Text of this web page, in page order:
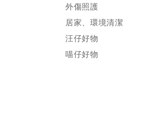
外傷照護
居家、環境清潔
汪仔好物
喵仔好物